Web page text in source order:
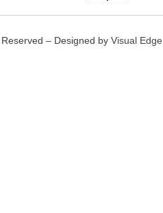
– Designed by Visual Edge